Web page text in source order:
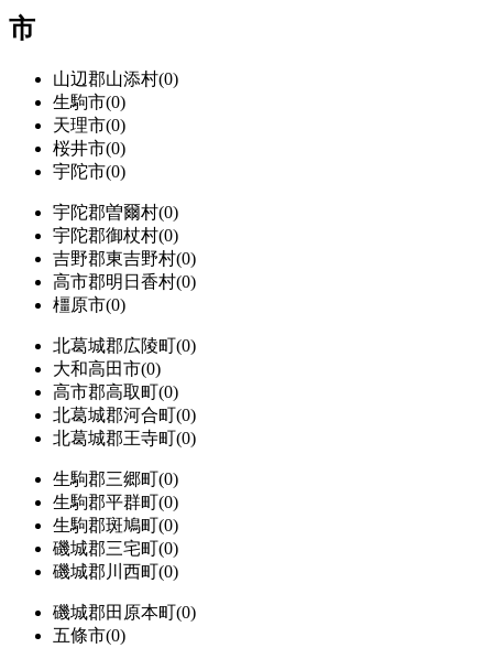
市
山辺郡山添村(0)
生駒市(0)
天理市(0)
桜井市(0)
宇陀市(0)
宇陀郡曽爾村(0)
宇陀郡御杖村(0)
吉野郡東吉野村(0)
高市郡明日香村(0)
橿原市(0)
北葛城郡広陵町(0)
大和高田市(0)
高市郡高取町(0)
北葛城郡河合町(0)
北葛城郡王寺町(0)
生駒郡三郷町(0)
生駒郡平群町(0)
生駒郡斑鳩町(0)
磯城郡三宅町(0)
磯城郡川西町(0)
磯城郡田原本町(0)
五條市(0)